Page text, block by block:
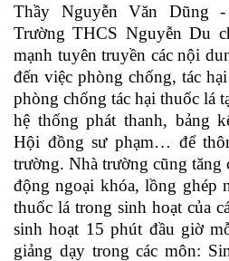
Thầy Nguyễn Văn Dũng
Trường THCS Nguyễn Du
mạnh tuyên truyền các nội
đến việc phòng chống, tác
phòng chống tác hại thuốc lá
hệ thống phát thanh, bảng
Hội đồng sư phạm… để
trường. Nhà trường cũng tăng
động ngoại khóa, lồng ghép
thuốc lá trong sinh hoạt của
sinh hoạt 15 phút đầu giờ
giảng dạy trong các môn: